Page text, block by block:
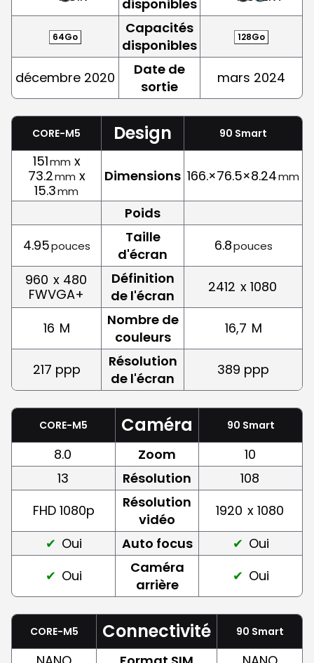
disponibles
64Go
Capacités
disponibles
128Go
décembre 2020
Date de
sortie
mars 2024
CORE-M5 Design 90 Smart
151mm x
73.2mm x
15.3mm
Dimensions 166.×76.5×8.24mm
Poids
4.95pouces
Taille
d'écran
6.8pouces
960 x 480
FWVGA+
Définition
de l'écran
2412 x 1080
16 M
Nombre de
couleurs
16,7 M
217 ppp
Résolution
de l'écran
389 ppp
CORE-M5 Caméra 90 Smart
8.0 Zoom
10
13
Résolution
108
FHD 1080p
Résolution
vidéo
1920 x 1080
Oui
Auto focus
Oui
Oui
Caméra
arrière
Oui
CORE-M5 Connectivité 90 Smart